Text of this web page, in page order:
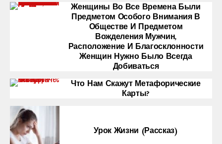
Женщины Во Все Времена Были
Предметом Особого Внимания В
Обществе И Предметом
Вожделения Мужчин,
Расположение И Благосклонности
Женщин Нужно Было Всегда
Добиваться
Что Нам Скажут Метафорические
Карты?
Урок Жизни (рассказ)